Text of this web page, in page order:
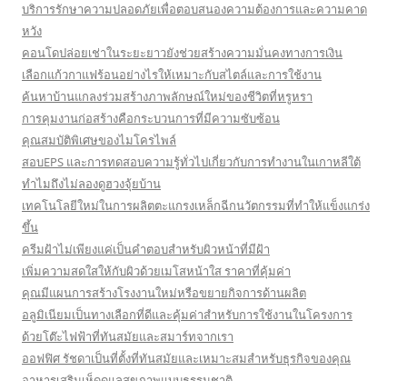
บริการรักษาความปลอดภัยเพื่อตอบสนองความต้องการและความคาด
หวัง
คอนโดปล่อยเช่าในระยะยาวยังช่วยสร้างความมั่นคงทางการเงิน
เลือกแก้วกาแฟร้อนอย่างไรให้เหมาะกับสไตล์และการใช้งาน
ค้นหาบ้านแกลงร่วมสร้างภาพลักษณ์ใหม่ของชีวิตที่หรูหรา
การคุมงานก่อสร้างคือกระบวนการที่มีความซับซ้อน
คุณสมบัติพิเศษของไมโครไพล์
สอบEPS และการทดสอบความรู้ทั่วไปเกี่ยวกับการทำงานในเกาหลีใต้
ทำไมถึงไม่ลองดูฮวงจุ้ยบ้าน
เทคโนโลยีใหม่ในการผลิตตะแกรงเหล็กฉีกนวัตกรรมที่ทำให้แข็งแกร่ง
ขึ้น
ครีมฝ้าไม่เพียงแค่เป็นคำตอบสำหรับผิวหน้าที่มีฝ้า
เพิ่มความสดใสให้กับผิวด้วยเมโสหน้าใส ราคาที่คุ้มค่า
คุณมีแผนการสร้างโรงงานใหม่หรือขยายกิจการด้านผลิต
อลูมิเนียมเป็นทางเลือกที่ดีและคุ้มค่าสำหรับการใช้งานในโครงการ
ด้วยโต๊ะไฟฟ้าที่ทันสมัยและสมาร์ทจากเรา
ออฟฟิศ รัชดาเป็นที่ตั้งที่ทันสมัยและเหมาะสมสำหรับธุรกิจของคุณ